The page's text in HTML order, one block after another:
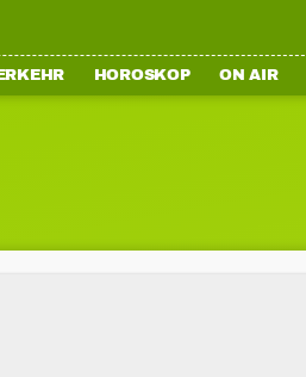
HOROSKOP ON AIR